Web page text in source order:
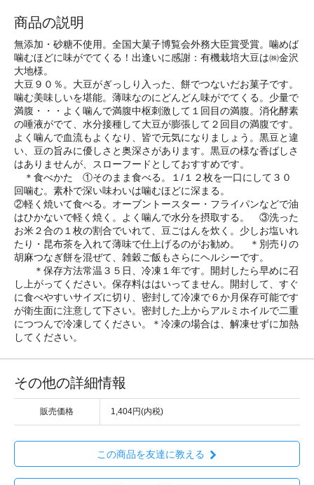
商品の説明
無添加・砂糖不使用。全国大菓子博覧会外務大臣賞受賞。噛めば
噛むほどに味がでてくる！出逢いに感謝：有機栽培大豆は㈱金沢
大地様。
大豆９０％。大豆がぎっしり入った、餅でつないだお菓子です。
噛む美味しいを堪能。薄味なのにどんどん味がでてくる。少量で
満腹・・・よく噛んで満腹中枢刺激して１回目の満腹。消化酵素
の唾液がでて、水分接種して大豆が膨張して２回目の満腹です。
よく噛んで血流もよくなり、皆で元気になりましょう。黒豆と違
い、豆の旨みに優しさと奥深さがあります。黒豆の様な香ばしさ
はありませんが、スローフードとしておすすめです。
＊食べかた ①そのまま食べる。１/１２枚を一口にして３０
回噛む。素朴で深い味わいは噛むほどに深まる。
②軽く焼いて食べる。オーブントースター・フライパンなどで油
はひかないで軽く焼く。よく噛んで水分を摂取する。 ③洗った
お米２合の１枚の割合でいれて、豆ごはんを炊く。少しお塩いれ
たり・昆布茶を入れて薄味で仕上げるのがお勧め。 ＊別売りの
胡麻つなぎ餅を混ぜて、雑穀ご飯もさらにヘルシーです。
＊保存方法常温３５日、冷凍１年です。開封したら早めに召
し上がってください。保存料ははいってません。開封して、すぐ
に食べやすいサイズに切り、密封して冷凍で６か月保存可能です
が衛生面に注意して下さい。密封した上からアルミホイルで二重
につつんで冷凍してください。＊冷凍の場合は、解凍せずに加熱
してください。
その他の詳細情報
販売価格 1,404円(内税)
この商品を友達に教える